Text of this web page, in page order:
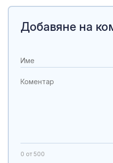
Добавяне на
0 от 500